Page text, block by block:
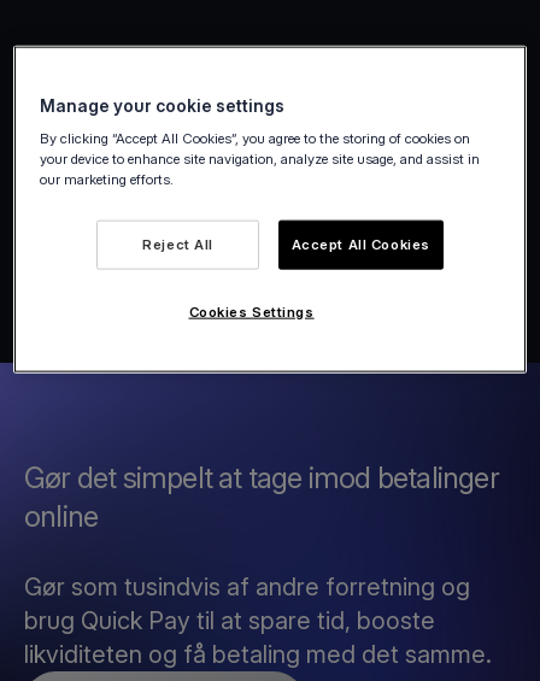
Gør det simpelt at tage imod betalinger
online
Gør som tusindvis af andre forretning og
brug Quick Pay til at spare tid, booste
likviditeten og få betaling med det samme.
Manage your cookie settings
By clicking “Accept All Cookies”, you agree to the storing of cookies on
your device to enhance site navigation, analyze site usage, and assist in
our marketing efforts.
Reject All Accept All Cookies
Cookies Settings